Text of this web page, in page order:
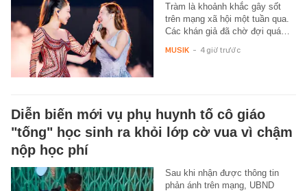
Tràm là khoảnh khắc gây sốt
trên mạng xã hội một tuần qua.
Các khán giả đã chờ đợi quá…
MUSIK - 4 giờ trước
Diễn biến mới vụ phụ huynh tố cô giáo
"tống" học sinh ra khỏi lớp cờ vua vì chậm
nộp học phí
Sau khi nhận được thông tin
phản ánh trên mạng, UBND